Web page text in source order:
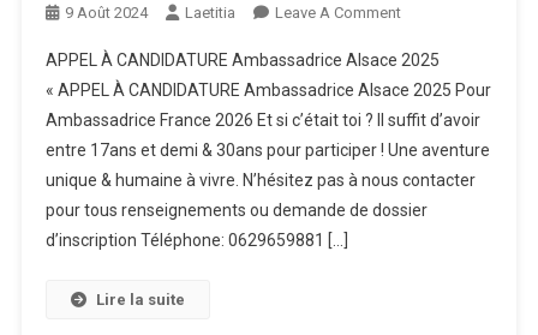
9 Août 2024 Laetitia Leave A CommentOn
À
CANDIDATURE
Ambassadrice
Alsace
2025
APPEL À CANDIDATURE Ambassadrice Alsace 2025
« APPEL À CANDIDATURE Ambassadrice Alsace 2025 Pour
Ambassadrice France 2026 Et si c’était toi ? Il suffit d’avoir
entre 17ans et demi & 30ans pour participer ! Une aventure
unique & humaine à vivre. N’hésitez pas à nous contacter
pour tous renseignements ou demande de dossier
d’inscription Téléphone: 0629659881 […]
Lire la suite